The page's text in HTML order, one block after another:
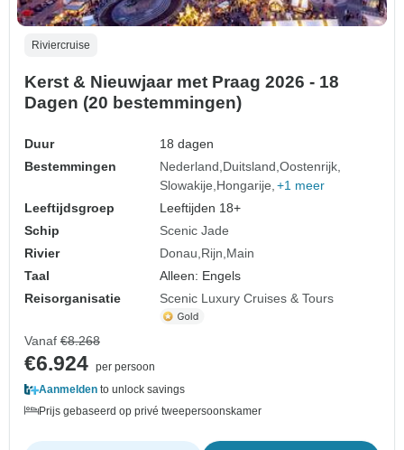
Riviercruise
Kerst & Nieuwjaar met Praag 2026 - 18
Dagen (20 bestemmingen)
Duur
18 dagen
Bestemmingen
Nederland Duitsland Oostenrijk
Slowakije Hongarije +1 meer
Leeftijdsgroep
Leeftijden 18+
Schip
Scenic Jade
Rivier
Donau Rijn Main
Taal
Alleen: Engels
Reisorganisatie
Scenic Luxury Cruises & Tours
Vanaf €8.268
€6.924 per persoon
Aanmelden to unlock savings
Prijs gebaseerd op privé tweepersoonskamer